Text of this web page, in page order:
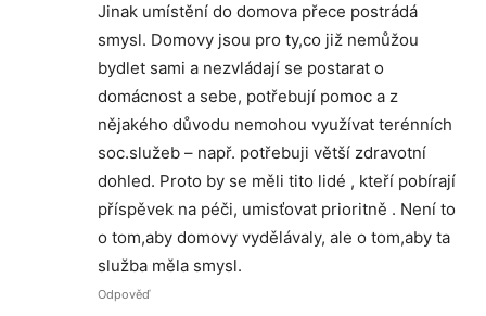
Jinak umístění do domova přece postrádá
smysl. Domovy jsou pro ty,co již nemůžou
bydlet sami a nezvládají se postarat o
domácnost a sebe, potřebují pomoc a z
nějakého důvodu nemohou využívat terénních
soc.služeb – např. potřebuji větší zdravotní
dohled. Proto by se měli tito lidé , kteří pobírají
příspěvek na péči, umisťovat prioritně . Není to
o tom,aby domovy vydělávaly, ale o tom,aby ta
služba měla smysl.
Odpověď